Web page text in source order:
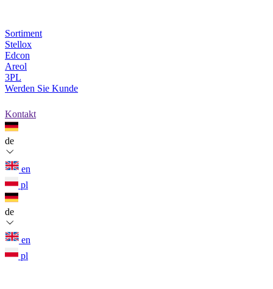
Sortiment
Stellox
Edcon
Areol
3PL
Werden Sie Kunde
Kontakt
de
en
pl
de
en
pl